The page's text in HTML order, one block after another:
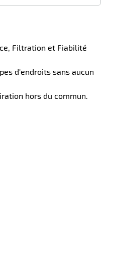
Filtration et Fiabilité
d'endroits sans aucun
hors du commun.